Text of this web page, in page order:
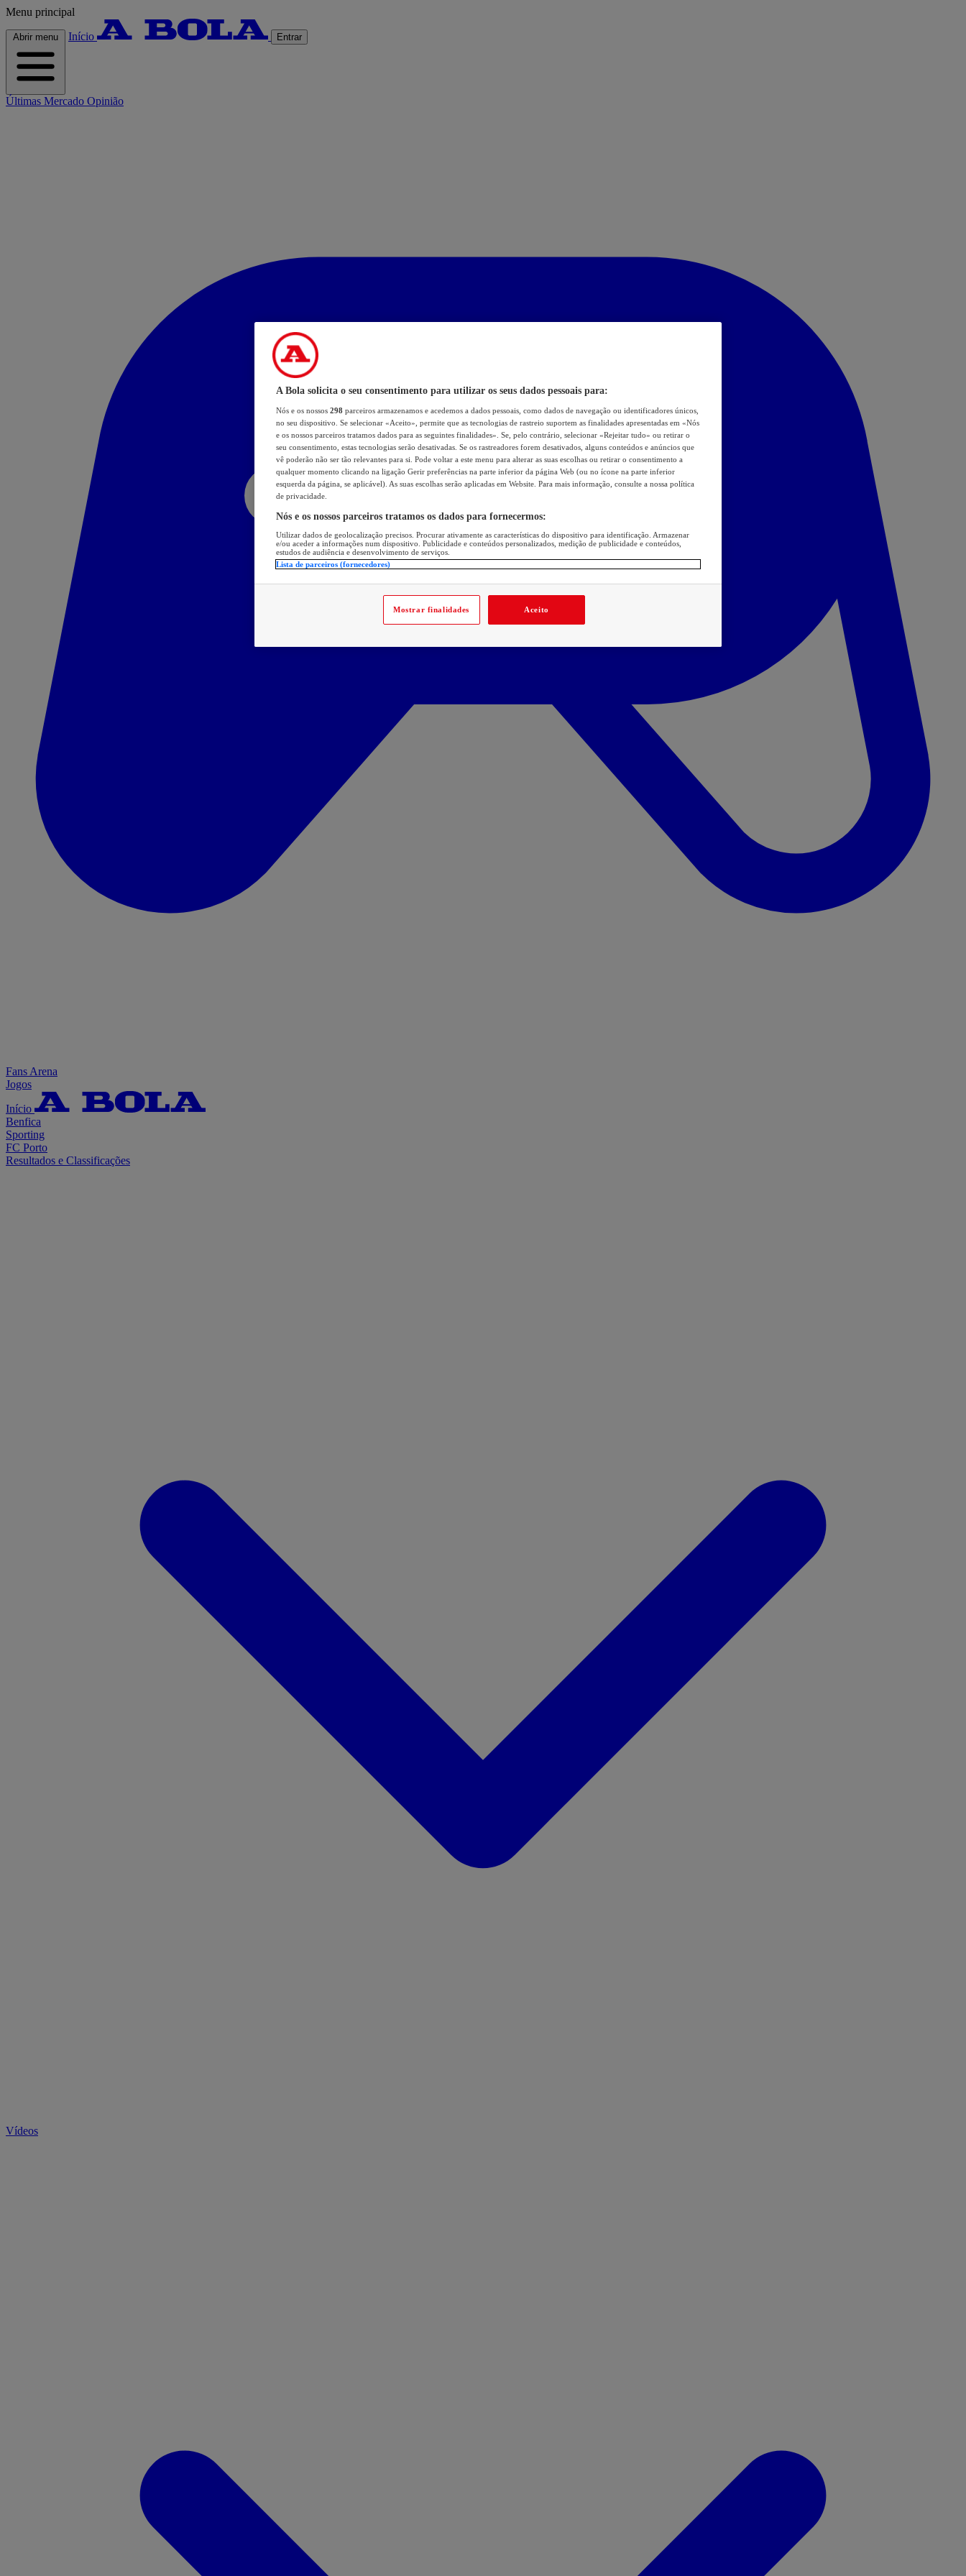
Menu principal
Abrir menu Início Entrar
Últimas Mercado Opinião
Fans Arena
Jogos
Início
Benfica
Sporting
FC Porto
Resultados e Classificações
Vídeos
A Bola solicita o seu consentimento para utilizar os seus dados pessoais para:
Nós e os nossos 298 parceiros armazenamos e acedemos a dados pessoais, como dados de navegação ou identificadores únicos,
no seu dispositivo. Se selecionar «Aceito», permite que as tecnologias de rastreio suportem as finalidades apresentadas em «Nós
e os nossos parceiros tratamos dados para as seguintes finalidades». Se, pelo contrário, selecionar «Rejeitar tudo» ou retirar o
seu consentimento, estas tecnologias serão desativadas. Se os rastreadores forem desativados, alguns conteúdos e anúncios que
vê poderão não ser tão relevantes para si. Pode voltar a este menu para alterar as suas escolhas ou retirar o consentimento a
qualquer momento clicando na ligação Gerir preferências na parte inferior da página Web (ou no ícone na parte inferior
esquerda da página, se aplicável). As suas escolhas serão aplicadas em Website. Para mais informação, consulte a nossa política
de privacidade.
Nós e os nossos parceiros tratamos os dados para fornecermos:
Utilizar dados de geolocalização precisos. Procurar ativamente as características do dispositivo para identificação. Armazenar
e/ou aceder a informações num dispositivo. Publicidade e conteúdos personalizados, medição de publicidade e conteúdos,
estudos de audiência e desenvolvimento de serviços.
Lista de parceiros (fornecedores)
Mostrar finalidades Aceito